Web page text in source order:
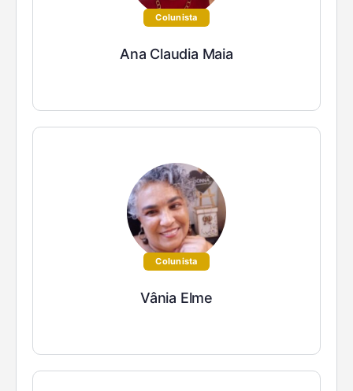
Colunista
Ana Claudia Maia
Colunista
Vânia Elme